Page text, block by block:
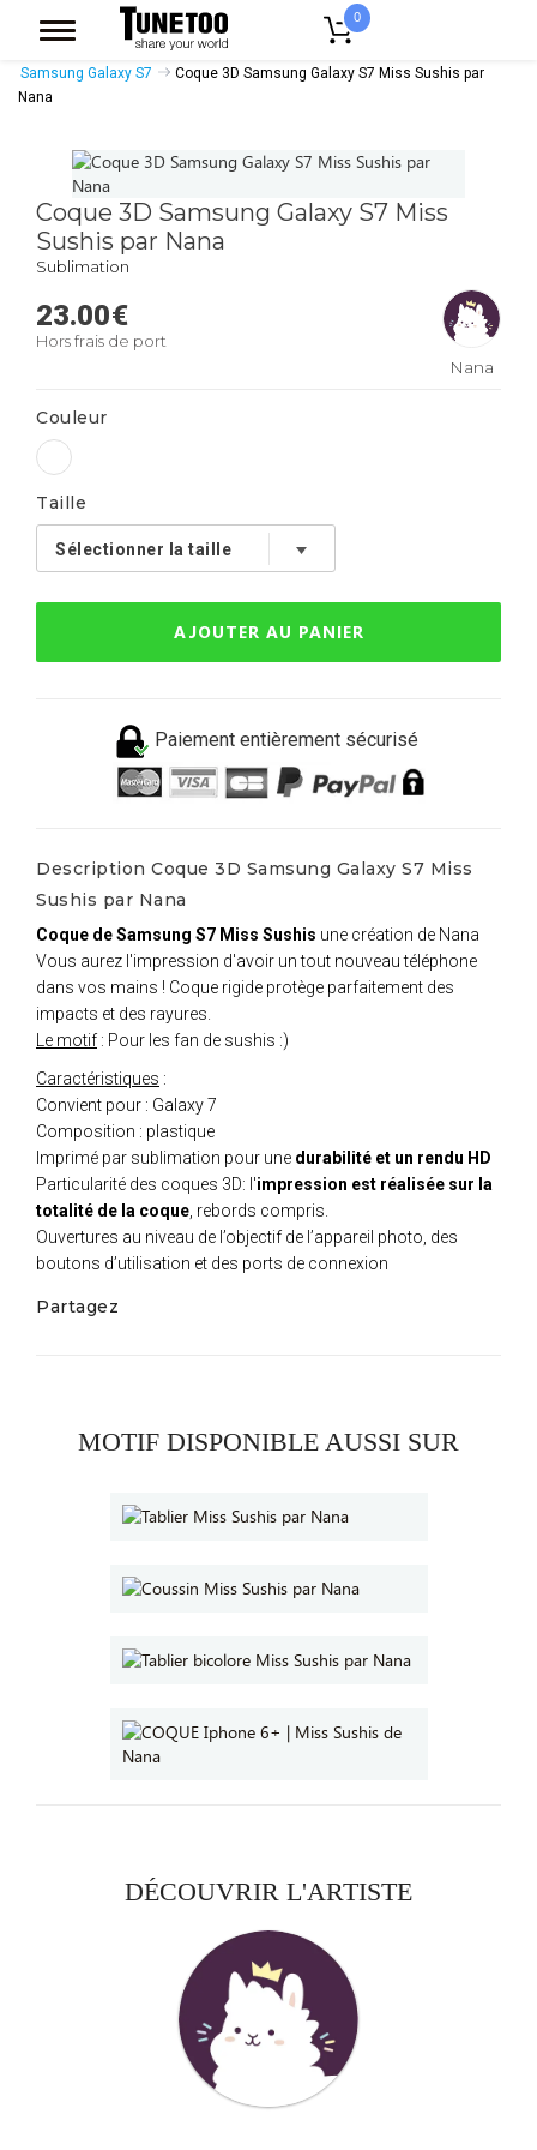
0
Accessoires Casquettes
Coques Smartphones
Samsung Galaxy S7
Coque 3D Samsung Galaxy S7 Miss Sushis par
Nana
Coque 3D Samsung Galaxy S7 Miss
Sushis par Nana
Sublimation
23.00€
Hors frais de port
Nana
Couleur
Taille
AJOUTER AU PANIER
Paiement entièrement sécurisé
Description Coque 3D Samsung Galaxy S7 Miss
Sushis par Nana
Coque de Samsung S7 Miss Sushis une création de Nana
Vous aurez l'impression d'avoir un tout nouveau téléphone
dans vos mains ! Coque rigide protège parfaitement des
impacts et des rayures.
Le motif : Pour les fan de sushis :)
Caractéristiques :
Convient pour : Galaxy 7
Composition : plastique
Imprimé par sublimation pour une durabilité et un rendu HD
Particularité des coques 3D: l'impression est réalisée sur la
totalité de la coque , rebords compris.
Ouvertures au niveau de l’objectif de l’appareil photo, des
boutons d’utilisation et des ports de connexion
Partagez
MOTIF DISPONIBLE AUSSI SUR
DÉCOUVRIR L'ARTISTE